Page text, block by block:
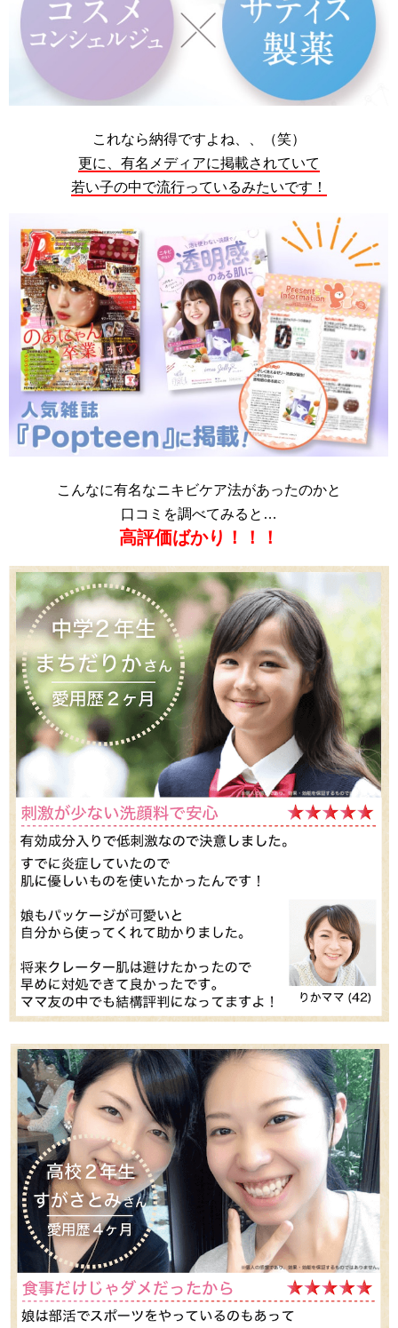
これなら納得ですよね、、（笑）
更に、有名メディアに掲載されていて
若い子の中で流行っているみたいです！
こんなに有名なニキビケア法があったのかと
口コミを調べてみると…
高評価ばかり！！！